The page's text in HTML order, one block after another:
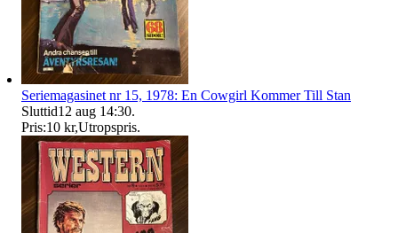
Seriemagasinet nr 15, 1978: En Cowgirl Kommer Till Stan
Sluttid12 aug 14:30.
Pris:10 kr,Utropspris.